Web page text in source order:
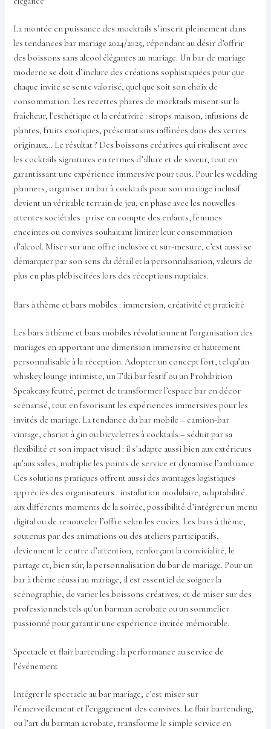
La montée en puissance des mocktails s’inscrit pleinement dans
les tendances bar mariage 2024/2025, répondant au désir d’offrir
des boissons sans alcool élégantes au mariage. Un bar de mariage
moderne se doit d’inclure des créations sophistiquées pour que
chaque invité se sente valorisé, quel que soit son choix de
consommation. Les recettes phares de mocktails misent sur la
fraîcheur, l’esthétique et la créativité : sirops maison, infusions de
plantes, fruits exotiques, présentations raffinées dans des verres
originaux… Le résultat ? Des boissons créatives qui rivalisent avec
les cocktails signatures en termes d’allure et de saveur, tout en
garantissant une expérience immersive pour tous. Pour les wedding
planners, organiser un bar à cocktails pour son mariage inclusif
devient un véritable terrain de jeu, en phase avec les nouvelles
attentes sociétales : prise en compte des enfants, femmes
enceintes ou convives souhaitant limiter leur consommation
d’alcool. Miser sur une offre inclusive et sur-mesure, c’est aussi se
démarquer par son sens du détail et la personnalisation, valeurs de
plus en plus plébiscitées lors des réceptions nuptiales.
Bars à thème et bars mobiles : immersion, créativité et praticité
Les bars à thème et bars mobiles révolutionnent l’organisation des
mariages en apportant une dimension immersive et hautement
personnalisable à la réception. Adopter un concept fort, tel qu’un
whiskey lounge intimiste, un Tiki bar festif ou un Prohibition
Speakeasy feutré, permet de transformer l’espace bar en décor
scénarisé, tout en favorisant les expériences immersives pour les
invités de mariage. La tendance du bar mobile – camion-bar
vintage, chariot à gin ou bicyclettes à cocktails – séduit par sa
flexibilité et son impact visuel : il s’adapte aussi bien aux extérieurs
qu’aux salles, multiplie les points de service et dynamise l’ambiance.
Ces solutions pratiques offrent aussi des avantages logistiques
appréciés des organisateurs : installation modulaire, adaptabilité
aux différents moments de la soirée, possibilité d’intégrer un menu
digital ou de renouveler l’offre selon les envies. Les bars à thème,
soutenus par des animations ou des ateliers participatifs,
deviennent le centre d’attention, renforçant la convivialité, le
partage et, bien sûr, la personnalisation du bar de mariage. Pour un
bar à thème réussi au mariage, il est essentiel de soigner la
scénographie, de varier les boissons créatives, et de miser sur des
professionnels tels qu’un barman acrobate ou un sommelier
passionné pour garantir une expérience invitée mémorable.
Spectacle et flair bartending : la performance au service de
l’événement
Intégrer le spectacle au bar mariage, c’est miser sur
l’émerveillement et l’engagement des convives. Le flair bartending,
ou l’art du barman acrobate, transforme le simple service en